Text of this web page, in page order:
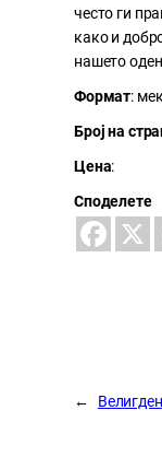
често ги
како и
нашето
Формат:
Број на
Цена:
Споделете
←